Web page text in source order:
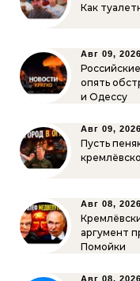
Как
Авг 09, 2026
опять
и Одессу
Авг 09, 2026
Пусть
Авг 08, 2026
аргумент
Помойки
Авг 08, 2026